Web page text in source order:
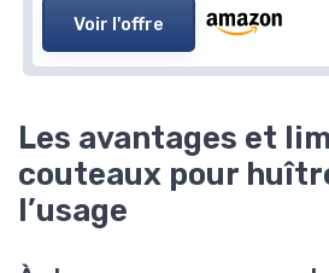
Voir l'offre
Les avantages et
couteaux pour
l’usage